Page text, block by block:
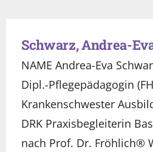
Schwarz, Andrea-
NAME Andrea-Eva
Dipl.-Pflegepädagogin
Krankenschwester
DRK Praxisbegleiterin
nach Prof. Dr. Fröhlich®